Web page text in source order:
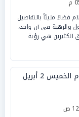
فضاءً مليئاً بالتفاصيل
والرهبة في آن واحد،
الكثيرين هي رؤية
أسعار الذهب في مصر اليوم الخميس 2 أبريل